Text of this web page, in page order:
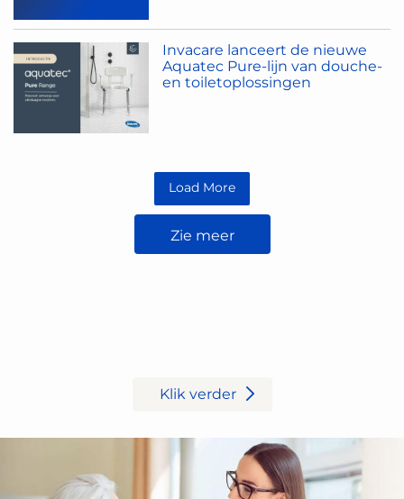
Invacare lanceert de nieuwe
Aquatec Pure-lijn van douche-
en toiletoplossingen
Load More
Zie meer
Klik verder